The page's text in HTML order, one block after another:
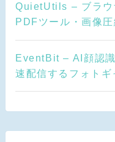
QuietUtils – ブラウ
PDFツール・画像
EventBit – AI顔認
速配信するフォト